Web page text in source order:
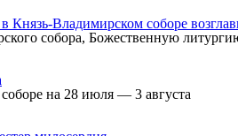
Владимирском соборе
собора, Божественную
на 28 июля — 3 августа